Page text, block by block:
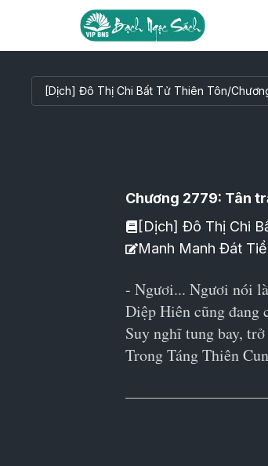
[Dịch] Đô Thị Chi Bất Tử Thiên Tôn/
Chương 2779: Tân
[Dịch] Đô Thị Chi
Manh Manh Đát
- Ngươi... Ngươi nói
Diệp Hiên cũng đang
Suy nghĩ tung bay,
Trong Táng Thiên